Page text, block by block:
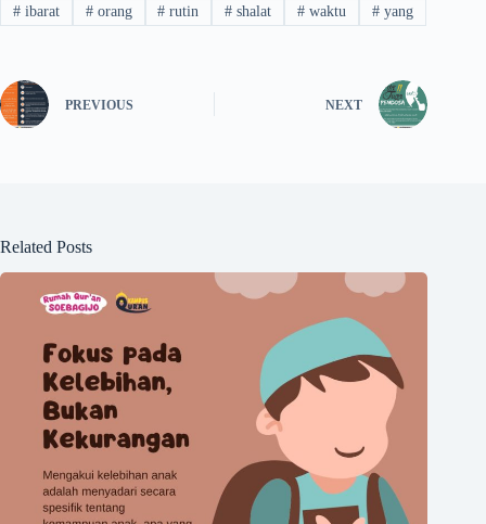
#ibarat #orang # rutin # shalat # waktu #yang
PREVIOUS NEXT
Related Posts